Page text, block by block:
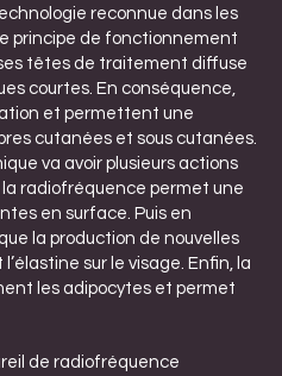
reconnue dans les
principe de fonctionnement
têtes de traitement diffuse
courtes. En conséquence,
et permettent une
cutanées et sous cutanées.
va avoir plusieurs actions
radiofréquence permet une
en surface. Puis en
la production de nouvelles
sur le visage. Enfin, la
les adipocytes et permet
de radiofréquence